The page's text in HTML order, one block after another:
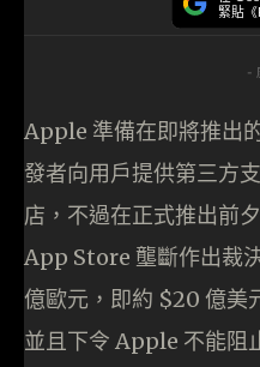
緊貼
-
Apple 準備在即將推出
發者向用戶提供第三方
店，不過在正式推出前
App Store 壟斷作出裁
億歐元，即約 $20 億美
並且下令 Apple 不能阻